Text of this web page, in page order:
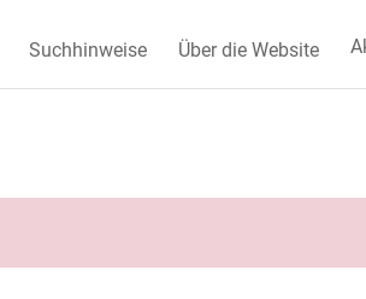
Suchhinweise Über die Website